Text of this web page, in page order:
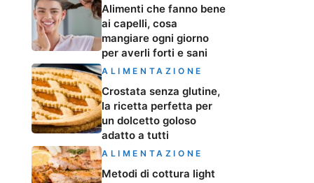
Alimenti che fanno bene
ai capelli, cosa
mangiare ogni giorno
per averli forti e sani
ALIMENTAZIONE
Crostata senza glutine,
la ricetta perfetta per
un dolcetto goloso
adatto a tutti
ALIMENTAZIONE
Metodi di cottura light